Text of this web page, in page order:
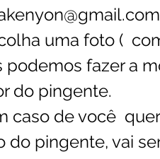
uma foto (
podemos fazer a
do pingente.
caso de você
do pingente, vai